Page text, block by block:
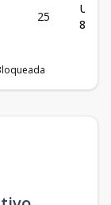
25
US$